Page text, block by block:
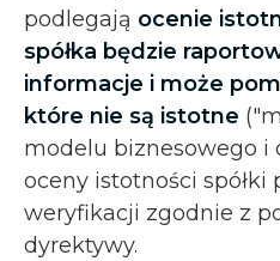
podlegają ocenie
spółka będzie
informacje i może
które nie są istotne
modelu biznesowego i
oceny istotności
weryfikacji zgodnie z
dyrektywy.